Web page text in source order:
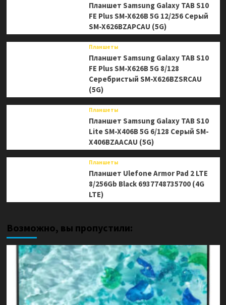
Планшет Samsung Galaxy TAB S10
FE Plus SM-X626B 5G 12/256 Серый
SM-X626BZAPCAU (5G)
Планшеты
Планшет Samsung Galaxy TAB S10
FE Plus SM-X626B 5G 8/128
Серебристый SM-X626BZSRCAU
(5G)
Планшеты
Планшет Samsung Galaxy TAB S10
Lite SM-X406B 5G 6/128 Серый SM-
X406BZAACAU (5G)
Планшеты
Планшет Ulefone Armor Pad 2 LTE
8/256Gb Black 6937748735700 (4G
LTE)
Возможно, вы пропустили: